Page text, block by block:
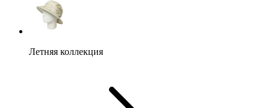
Летняя коллекция